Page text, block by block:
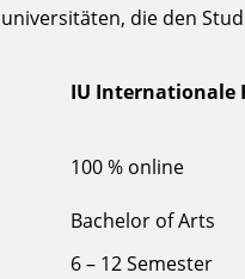
die den
IU Internationale
100 % online
Bachelor of Arts
6 – 12 Semester